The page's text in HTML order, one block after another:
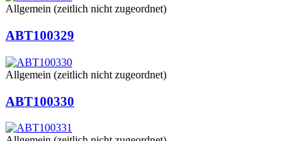
Allgemein (zeitlich nicht zugeordnet)
ABT100329
Allgemein (zeitlich nicht zugeordnet)
ABT100330